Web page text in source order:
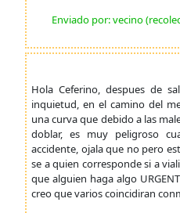
Enviado por: vecino
Hola Ceferino, despues de
inquietud, en el camino del
una curva que debido a las
doblar, es muy peligroso
accidente, ojala que no pero
se a quien corresponde si a
que alguien haga algo
creo que varios coincidiran